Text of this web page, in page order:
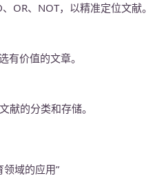
OR、NOT，以精准定位文献。
有价值的文章。
献的分类和存储。
域的应用”